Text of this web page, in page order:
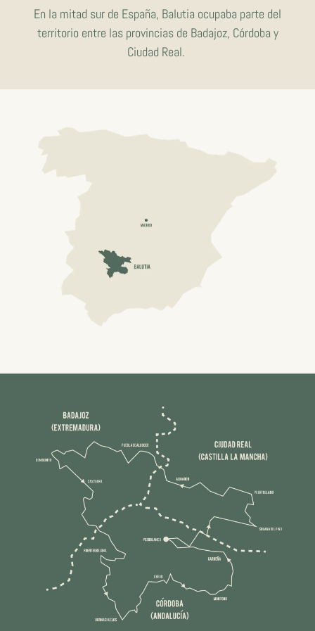
En la mitad sur de España, Balutia ocupaba parte del
territorio entre las provincias de Badajoz, Córdoba y
Ciudad Real.